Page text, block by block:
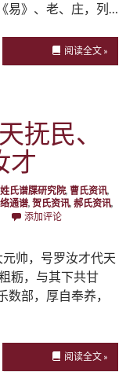
易》、老、庄，列…
阅读全文 »
抚民、
才
氏谱牒研究院, 曹氏资讯,
通谱, 贺氏资讯, 郝氏资讯,
添加评论
帅，号罗汝才代天
粝，与其下共甘
部，厚自奉养，
阅读全文 »